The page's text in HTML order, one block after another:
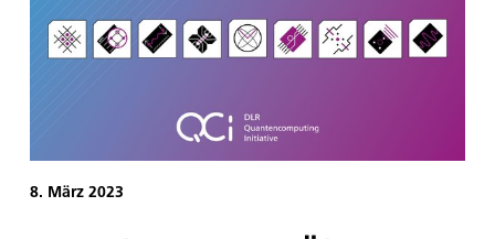
8. März 2023